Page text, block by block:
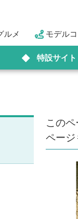
ルメ モデル
特設サイト
この
ペー